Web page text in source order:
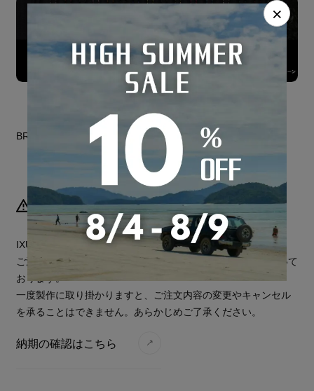
BRAND SITE
納期について
IXUSのシリーズは基本的に受注生産で製作しております。
ご注文をいただいてから、お届けまで6～10週間の期間を頂いて
おります。
一度製作に取り掛かりますと、ご注文内容の変更やキャンセル
を承ることはできません。あらかじめご了承ください。
納期の確認はこちら
×